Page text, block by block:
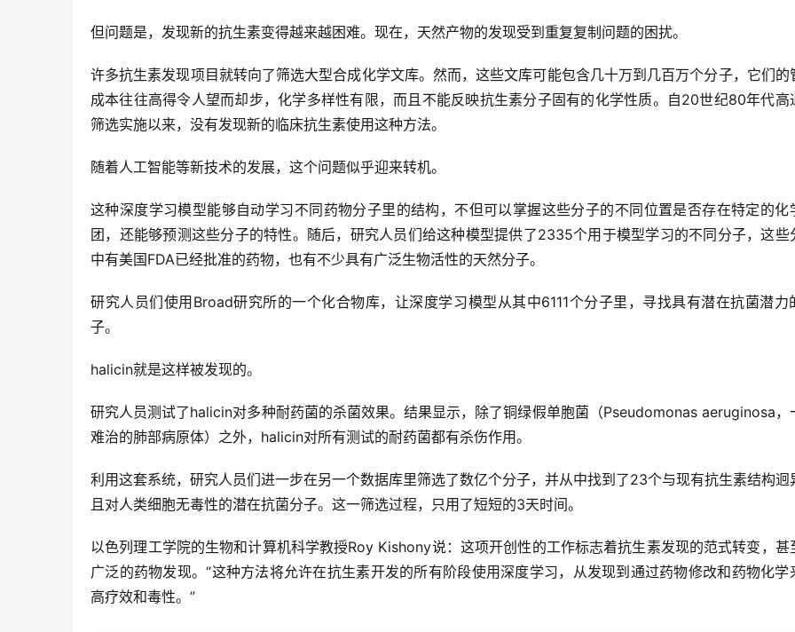
但问题是，发现新的抗生素变得越来越困难。现在，天然产物的发现受到重复复制问题的困扰。
许多抗生素发现项目就转向了筛选大型合成化学文库。然而，这些文库可能包含几十万到几百万个分子，它们的
成本往往高得令人望而却步，化学多样性有限，而且不能反映抗生素分子固有的化学性质。自20世纪80年代高
筛选实施以来，没有发现新的临床抗生素使用这种方法。
随着人工智能等新技术的发展，这个问题似乎迎来转机。
这种深度学习模型能够自动学习不同药物分子里的结构，不但可以掌握这些分子的不同位置是否存在特定的化
团，还能够预测这些分子的特性。随后，研究人员们给这种模型提供了2335个用于模型学习的不同分子，这些
中有美国FDA已经批准的药物，也有不少具有广泛生物活性的天然分子。
研究人员们使用Broad研究所的一个化合物库，让深度学习模型从其中6111个分子里，寻找具有潜在抗菌潜力
子。
halicin就是这样被发现的。
研究人员测试了halicin对多种耐药菌的杀菌效果。结果显示，除了铜绿假单胞菌（Pseudomonas aeruginosa，
难治的肺部病原体）之外，halicin对所有测试的耐药菌都有杀伤作用。
利用这套系统，研究人员们进一步在另一个数据库里筛选了数亿个分子，并从中找到了23个与现有抗生素结构迥
且对人类细胞无毒性的潜在抗菌分子。这一筛选过程，只用了短短的3天时间。
以色列理工学院的生物和计算机科学教授Roy Kishony说：这项开创性的工作标志着抗生素发现的范式转变，甚
广泛的药物发现。“这种方法将允许在抗生素开发的所有阶段使用深度学习，从发现到通过药物修改和药物化学
高疗效和毒性。”